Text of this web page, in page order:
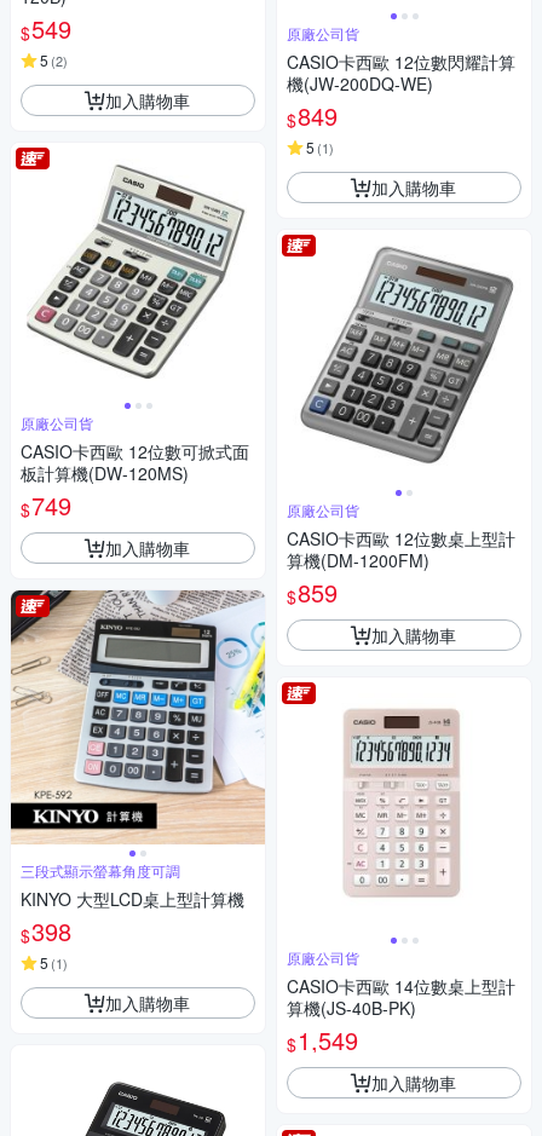
$549
5 (2)
加入購物車
原廠公司貨
CASIO卡西歐 12位數可掀式面
板計算機(DW-120MS)
$749
加入購物車
三段式顯示螢幕角度可調
KINYO 大型LCD桌上型計算機
$398
5 (1)
加入購物車
原廠公司貨
CASIO卡西歐 12位數閃耀計算
機(JW-200DQ-WE)
$849
5 (1)
加入購物車
原廠公司貨
CASIO卡西歐 12位數桌上型計
算機(DM-1200FM)
$859
加入購物車
原廠公司貨
CASIO卡西歐 14位數桌上型計
算機(JS-40B-PK)
$1,549
加入購物車